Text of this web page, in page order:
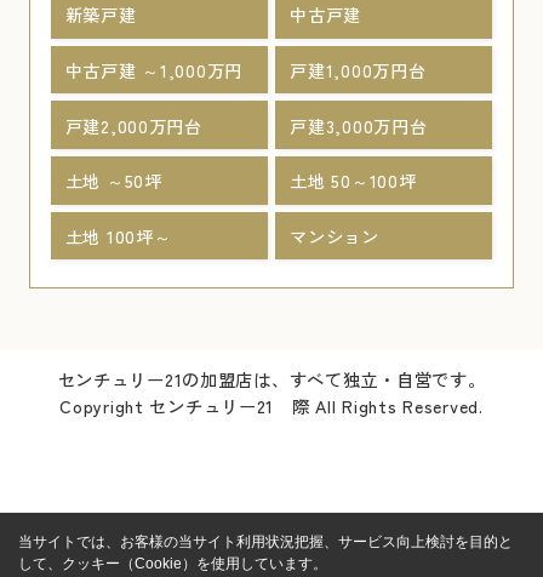
新築戸建 中古戸建
中古戸建 ～1,000万円 戸建1,000万円台
戸建2,000万円台 戸建3,000万円台
土地 ～50坪 土地 50～100坪
土地 100坪～ マンション
センチュリー21の加盟店は、すべて独立・自営です。
Copyright センチュリー21 際 All Rights Reserved.
当サイトでは、お客様の当サイト利用状況把握、サービス向上検討を目的と
して、クッキー（Cookie）を使用しています。